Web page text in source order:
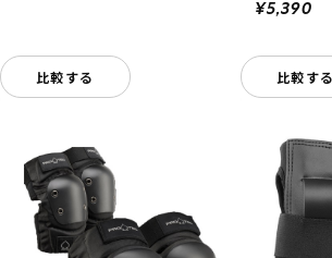
比較する
¥5,390
比較する